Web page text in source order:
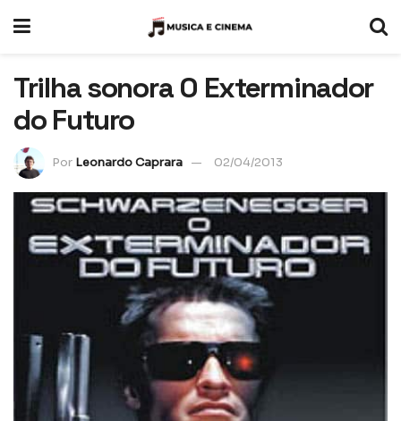
Trilha sonora O Exterminador
do Futuro
Por Leonardo Caprara 02/04/2013